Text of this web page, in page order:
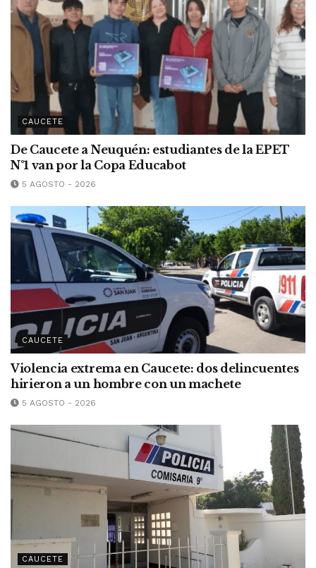
CAUCETE
De Caucete a Neuquén: estudiantes de la EPET
N°1 van por la Copa Educabot
5 AGOSTO - 2026
CAUCETE
Violencia extrema en Caucete: dos delincuentes
hirieron a un hombre con un machete
5 AGOSTO - 2026
CAUCETE